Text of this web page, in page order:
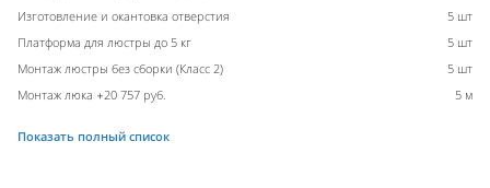
Изготовление и окантовка отверстия
5 шт
Платформа для люстры до 5 кг
5 шт
Монтаж люстры без сборки (Класс 2)
5 шт
Монтаж люка +20 757 руб.
5 м
Показать полный список